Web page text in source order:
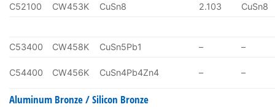
C52100
CW453K CuSn8 2.103 CuSn8
C53400 CW458K CuSn5Pb1 – –
C54400 CW456K CuSn4Pb4Zn4 – –
Aluminum Bronze / Silicon Bronze